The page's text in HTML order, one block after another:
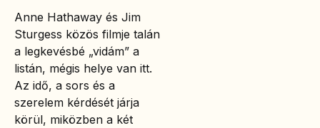
Anne Hathaway és Jim
Sturgess közös filmje talán
a legkevésbé „vidám” a
listán, mégis helye van itt.
Az idő, a sors és a
szerelem kérdését járja
körül, miközben a két